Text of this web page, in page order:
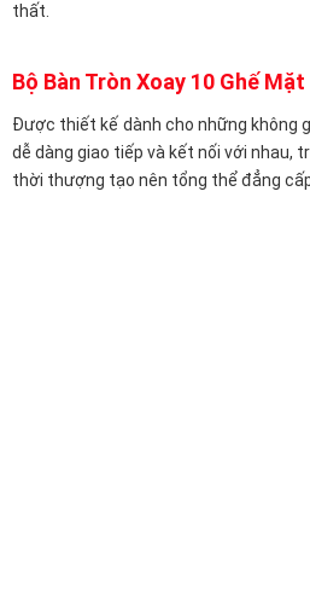
thất.
Bộ Bàn Tròn Xoay 10 Ghế
Được thiết kế dành cho những không
dễ dàng giao tiếp và kết nối với nhau,
thời thượng tạo nên tổng thể đẳng